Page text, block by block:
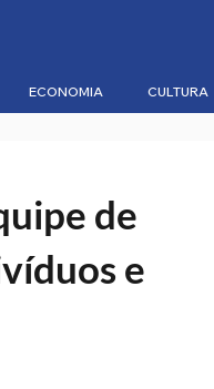
ECONOMIA CULTURA
de
e